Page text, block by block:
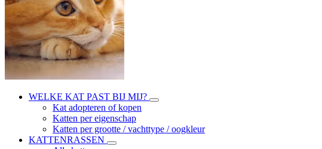
WELKE KAT PAST BIJ MIJ?
Kat adopteren of kopen
Katten per eigenschap
Katten per grootte / vachttype / oogkleur
KATTENRASSEN